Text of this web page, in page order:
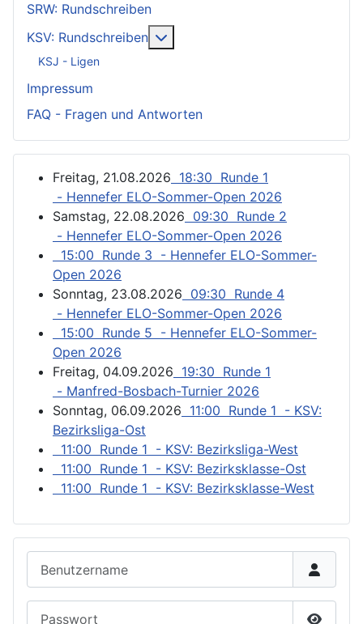
SRW: Rundschreiben
KSV: Rundschreiben
KSJ - Ligen
Impressum
FAQ - Fragen und Antworten
Freitag, 21.08.2026 18:30 Runde 1
- Hennefer ELO-Sommer-Open 2026
Samstag, 22.08.2026 09:30 Runde 2
- Hennefer ELO-Sommer-Open 2026
15:00 Runde 3 - Hennefer ELO-Sommer-
Open 2026
Sonntag, 23.08.2026 09:30 Runde 4
- Hennefer ELO-Sommer-Open 2026
15:00 Runde 5 - Hennefer ELO-Sommer-
Open 2026
Freitag, 04.09.2026 19:30 Runde 1
- Manfred-Bosbach-Turnier 2026
Sonntag, 06.09.2026 11:00 Runde 1 - KSV:
Bezirksliga-Ost
11:00 Runde 1 - KSV: Bezirksliga-West
11:00 Runde 1 - KSV: Bezirksklasse-Ost
11:00 Runde 1 - KSV: Bezirksklasse-West